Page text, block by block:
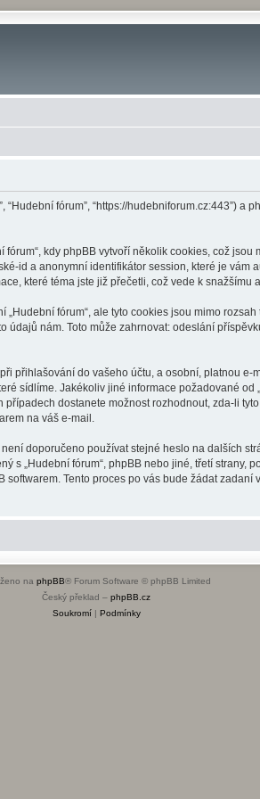
fórum”, “https://hudebniforum.cz:443”) a
kdy phpBB vytvoří několik cookies, což
id a anonymní identifikátor session, které je vám
které téma jste již přečetli, což vede k snažšímu
fórum“, ale tyto cookies jsou mimo
nám. Toto může zahrnovat: odeslání
přihlašování do vašeho účtu, a osobní, platnou e-
sídlíme. Jakékoliv jiné informace požadované
dostanete možnost rozhodnout, zda-li
na váš e-mail.
doporučeno používat stejné heslo na dalších
s „Hudební fórum“, phpBB nebo jiné, třetí
Tento proces po vás bude žádat
na phpBB® Forum Software © phpBB Limited
Český překlad – phpBB.cz
Soukromí| Podmínky